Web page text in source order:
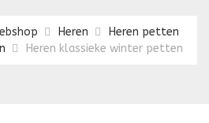
Heren
Heren petten
Heren klassieke winter petten